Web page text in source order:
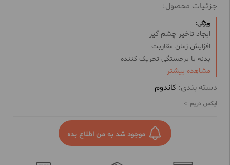
جزئیات محصول:
ویژگی:
ابجاد تاخیر چشم گیر
افزایش زمان مقاربت
بدنه با برجستگی تحریک کننده
افزایش تحریک پذیری
مشاهده بیشتر
دسته بندی: کاندوم
ایکس دریم
موجود شد به من اطلاع بده